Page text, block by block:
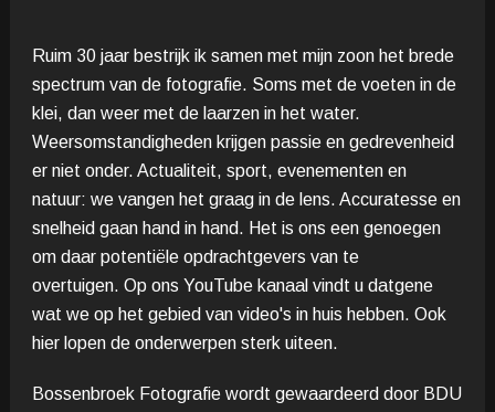
Ruim 30 jaar bestrijk ik samen met mijn zoon het brede
spectrum van de fotografie. Soms met de voeten in de
klei, dan weer met de laarzen in het water.
Weersomstandigheden krijgen passie en gedrevenheid
er niet onder. Actualiteit, sport, evenementen en
natuur: we vangen het graag in de lens. Accuratesse en
snelheid gaan hand in hand. Het is ons een genoegen
om daar potentiële opdrachtgevers van te
overtuigen. Op ons YouTube kanaal vindt u datgene
wat we op het gebied van video's in huis hebben. Ook
hier lopen de onderwerpen sterk uiteen.
Bossenbroek Fotografie wordt gewaardeerd door BDU